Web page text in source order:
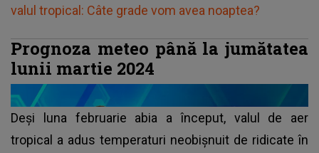
valul tropical: Câte grade vom avea noaptea?
Prognoza meteo până la jumătatea
lunii martie 2024
Deși luna februarie abia a început, valul de aer
tropical a adus temperaturi neobișnuit de ridicate în